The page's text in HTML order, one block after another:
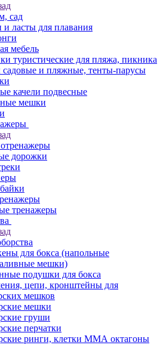
сад
ласты для плавания
мебель
туристические для пляжа, пикника
садовые и пляжные, тенты-парусы
качели подвесные
мешки
дорожки
тренажеры
для бокса (напольные
мешки)
подушки для бокса
цепи, кронштейны для
мешков
мешки
груши
перчатки
ринги, клетки ММА октагоны